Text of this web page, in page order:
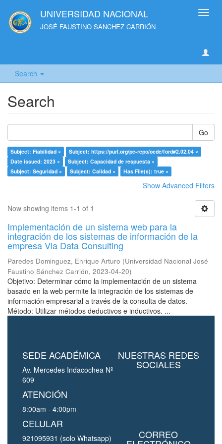
UNIVERSIDAD NACIONAL
JOSÉ FAUSTINO SANCHEZ CARRIÓN
Search
Search
Go
Subject: Fiabilidad ×
Subject: https://purl.org/pe-repo/ocde/ford#2.02.04 ×
Date issued: 2023 ×
Subject: Capacidad de respuesta ×
Subject: Seguridad ×
Subject: Calidad × Has File(s): true ×
Show Advanced Filters
Now showing items 1-1 of 1
Implementación de un sistema web para la
integración de los sistemas de información de la
empresa Via Data Consulting
Paredes Dominguez, Enrique Arturo (Universidad Nacional José
Faustino Sánchez Carrión, 2023-04-20)
Objetivo: Determinar cómo la implementación de un sistema
basado en la web permite la integración de los sistemas de
información empresarial a través de la consulta de datos.
Método: Utilizar métodos deductivos e inductivos. ...
SEDE ACADÉMICA
Av. Mercedes Indacochea Nº
609
ATENCIÓN
8:00am - 4:00pm
CELULAR
921095931 (solo Whatsapp)
NUESTRAS REDES
SOCIALES
CORREO